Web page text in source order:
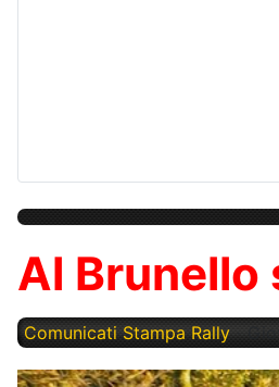
Al Brunello
Comunicati Stampa Rally